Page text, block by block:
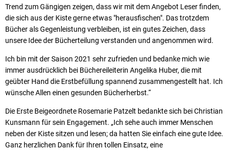
Trend zum Gängigen zeigen, dass wir mit dem Angebot Leser finden,
die sich aus der Kiste gerne etwas "herausfischen". Das trotzdem
Bücher als Gegenleistung verbleiben, ist ein gutes Zeichen, dass
unsere Idee der Bücherteilung verstanden und angenommen wird.
Ich bin mit der Saison 2021 sehr zufrieden und bedanke mich wie
immer ausdrücklich bei Büchereileiterin Angelika Huber, die mit
geübter Hand die Erstbefüllung spannend zusammengestellt hat. Ich
wünsche Allen einen gesunden Bücherherbst.“
Die Erste Beigeordnete Rosemarie Patzelt bedankte sich bei Christian
Kunsmann für sein Engagement. „Ich sehe auch immer Menschen
neben der Kiste sitzen und lesen; da hatten Sie einfach eine gute Idee.
Ganz herzlichen Dank für Ihren tollen Einsatz, eine